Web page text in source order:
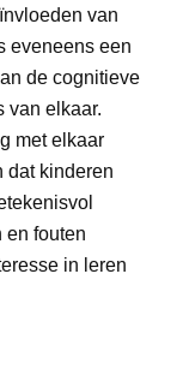
van
eveneens een
de cognitieve
van elkaar.
met elkaar
dat kinderen
en fouten
in leren